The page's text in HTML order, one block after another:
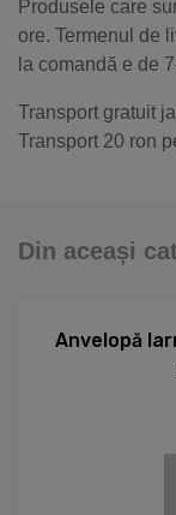
Produsele care
ore. Termenul de
la comandă e de
Transport gratuit
Transport 20 ron
Din aceași
Anvelopă